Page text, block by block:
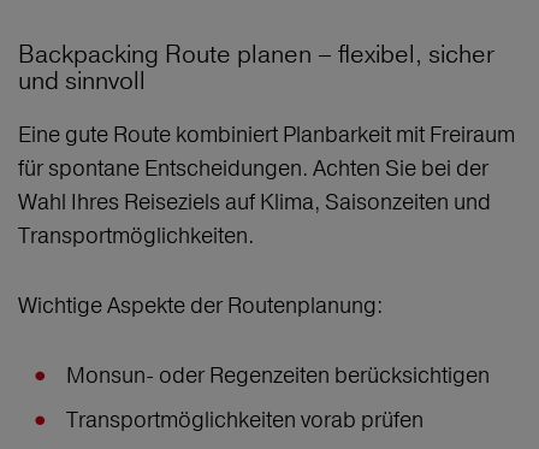
Backpacking Route planen – flexibel, sicher
und sinnvoll
Eine gute Route kombiniert Planbarkeit mit Freiraum
für spontane Entscheidungen. Achten Sie bei der
Wahl Ihres Reiseziels auf Klima, Saisonzeiten und
Transportmöglichkeiten.
Wichtige Aspekte der Routenplanung:
Monsun- oder Regenzeiten berücksichtigen
Transportmöglichkeiten vorab prüfen